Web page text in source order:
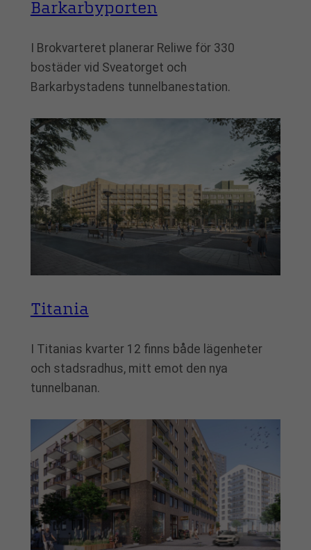
Barkarbyporten
I Brokvarteret planerar Reliwe för 330
bostäder vid Sveatorget och
Barkarbystadens tunnelbanestation.
Titania
I Titanias kvarter 12 finns både lägenheter
och stadsradhus, mitt emot den nya
tunnelbanan.